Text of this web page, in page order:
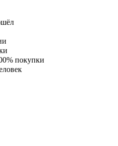
покупки